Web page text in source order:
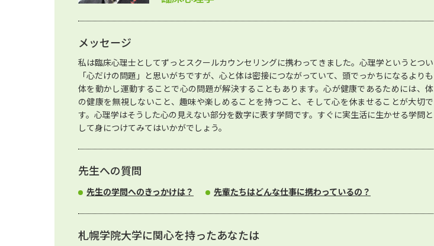
メッセージ
私は臨床心理士としてずっとスクールカウンセリングに携わってきました。心理学というとつい
「心だけの問題」と思いがちですが、心と体は密接につながっていて、頭でっかちになるよりも
体を動かし運動することで心の問題が解決することもあります。心が健康であるためには、体
の健康を無視しないこと、趣味や楽しめることを持つこと、そして心を休ませることが大切で
す。心理学はそうした心の見えない部分を数字に表す学問です。すぐに実生活に生かせる学問と
して身につけてみてはいかがでしょう。
先生への質問
先生の学問へのきっかけは？ 先輩たちはどんな仕事に携わっているの？
札幌学院大学に関心を持ったあなたは